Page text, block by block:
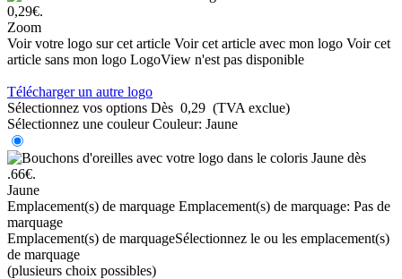
Zoom
Voir votre logo sur cet article Voir cet article avec mon logo Voir cet
article sans mon logo LogoView n'est pas disponible
Télécharger un autre logo
Sélectionnez vos options Dès 0,29 (TVA exclue)
Sélectionnez une couleur Couleur: Jaune
Jaune
Emplacement(s) de marquage Emplacement(s) de marquage: Pas de
marquage
Emplacement(s) de marquageSélectionnez le ou les emplacement(s)
de marquage
(plusieurs choix possibles)